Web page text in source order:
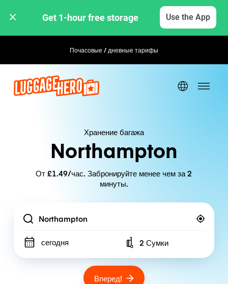
Get 1-hour free storage Use the App
Почасовые / дневные тарифы Гибкое бронирование
Хранение багажа
Northampton
От £1.49/час. Забронируйте менее чем за 2
минуты.
Location
сегодня Number of bags
2 Сумки
Вперед!